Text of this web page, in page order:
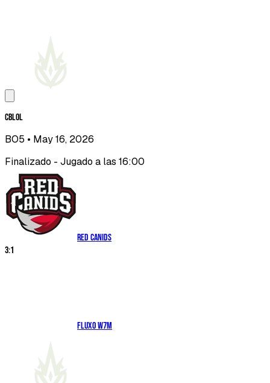
CBLOL
BO5 • May 16, 2026
Finalizado - Jugado a las 16:00
RED Canids
3:1
Fluxo W7M